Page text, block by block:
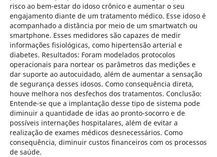
risco ao bem-estar do idoso crônico e aumentar o seu
engajamento diante de um tratamento médico. Esse idoso é
acompanhado a distância por meio de um smartwatch ou
smartphone. Esses medidores são capazes de medir
informações fisiológicas, como hipertensão arterial e
diabetes. Resultados: Foram modelados protocolos
operacionais para nortear os parâmetros das medições e
dar suporte ao autocuidado, além de aumentar a sensação
de segurança desses idosos. Como consequência direta,
houve melhora nos desfechos dos tratamentos. Conclusão:
Entende-se que a implantação desse tipo de sistema pode
diminuir a quantidade de idas ao pronto-socorro e de
possíveis internações hospitalares, além de evitar a
realização de exames médicos desnecessários. Como
consequência, diminuir custos financeiros com os processos
de saúde.